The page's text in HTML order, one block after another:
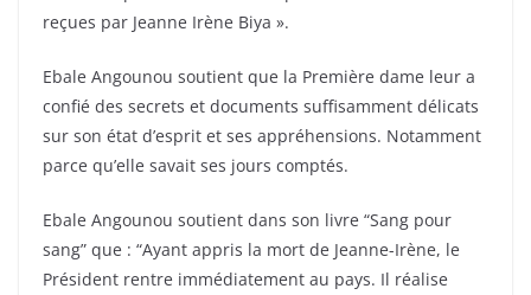
reçues par Jeanne Irène Biya ».
Ebale Angounou soutient que la Première dame leur a
confié des secrets et documents suffisamment délicats
sur son état d’esprit et ses appréhensions. Notamment
parce qu’elle savait ses jours comptés.
Ebale Angounou soutient dans son livre “Sang pour
sang” que : “Ayant appris la mort de Jeanne-Irène, le
Président rentre immédiatement au pays. Il réalise